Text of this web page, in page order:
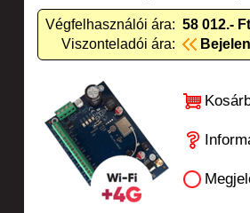
Végfelhasználói ára: 58 012.- Ft
Viszonteladói ára: